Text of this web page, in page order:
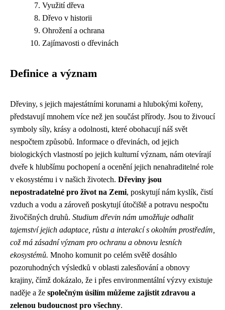
Využití dřeva
Dřevo v historii
Ohrožení a ochrana
Zajímavosti o dřevinách
Definice a význam
Dřeviny, s jejich majestátními korunami a hlubokými kořeny,
představují mnohem více než jen součást přírody. Jsou to živoucí
symboly síly, krásy a odolnosti, které obohacují náš svět
nespočtem způsobů. Informace o dřevinách, od jejich
biologických vlastností po jejich kulturní význam, nám otevírají
dveře k hlubšímu pochopení a ocenění jejich nenahraditelné role
v ekosystému i v našich životech. Dřeviny jsou
nepostradatelné pro život na Zemi, poskytují nám kyslík, čistí
vzduch a vodu a zároveň poskytují útočiště a potravu nespočtu
živočišných druhů. Studium dřevin nám umožňuje odhalit
tajemství jejich adaptace, růstu a interakcí s okolním prostředím,
což má zásadní význam pro ochranu a obnovu lesních
ekosystémů. Mnoho komunit po celém světě dosáhlo
pozoruhodných výsledků v oblasti zalesňování a obnovy
krajiny, čímž dokázalo, že i přes environmentální výzvy existuje
naděje a že společným úsilím můžeme zajistit zdravou a
zelenou budoucnost pro všechny.